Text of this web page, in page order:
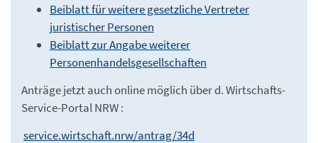
Beiblatt für weitere gesetzliche Vertreter
juristischer Personen
Beiblatt zur Angabe weiterer
Personenhandelsgesellschaften
Anträge jetzt auch online möglich über d. Wirtschafts-
Service-Portal NRW :
service.wirtschaft.nrw/antrag/34d